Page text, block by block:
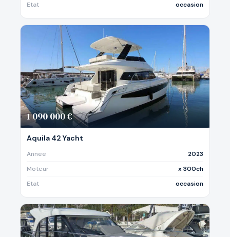
Etat
occasion
1 090 000 €
Aquila 42 Yacht
Annee
2023
Moteur
x 300ch
Etat
occasion